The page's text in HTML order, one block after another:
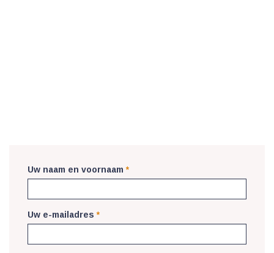
Uw naam en voornaam *
Uw e-mailadres *